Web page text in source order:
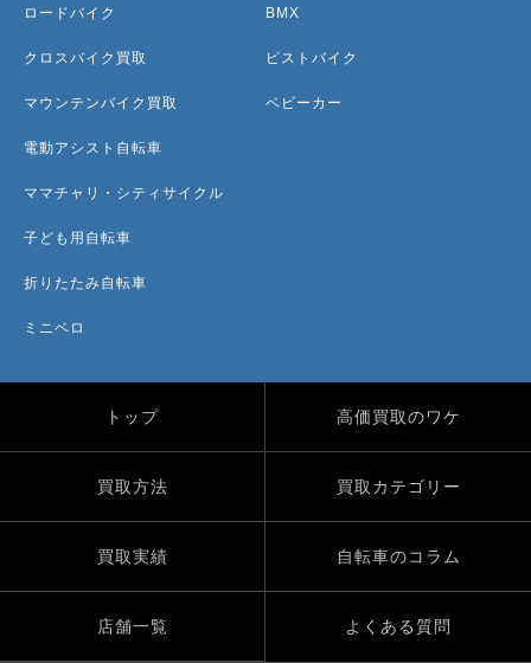
ロードバイク
クロスバイク買取
マウンテンバイク買取
電動アシスト自転車
ママチャリ・シティサイクル
子ども用自転車
折りたたみ自転車
ミニベロ
BMX
ピストバイク
ベビーカー
トップ 高価買取のワケ
買取方法 買取カテゴリー
買取実績 自転車のコラム
店舗一覧 よくある質問